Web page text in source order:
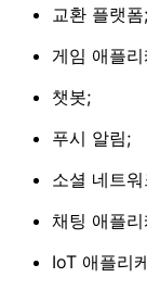
교환 플랫폼;
게임 애플
챗봇;
푸시 알림;
소셜 네트
채팅 애플
IoT 애플리